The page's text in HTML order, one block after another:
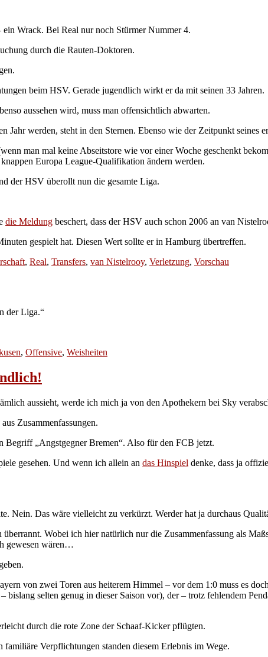
Wrack. Bei Real nur noch Stürmer Nummer 4.
durch die Rauten-Doktoren.
beim HSV. Gerade jugendlich wirkt er da mit seinen 33 Jahren.
aussehen wird, muss man offensichtlich abwarten.
Jahr werden, steht in den Sternen. Ebenso wie der Zeitpunkt seines
man mal keine Abseitstore wie vor einer Woche geschenkt
Europa League-Qualifikation ändern werden.
der HSV überollt nun die gesamte Liga.
die Meldung beschert, dass der HSV auch schon 2006 an van
gespielt hat. Diesen Wert sollte er in Hamburg übertreffen.
, Real, Transfers, van Nistelrooy, Verletzung, Vorschau
der Liga.“
, Offensive, Weisheiten
aussieht, werde ich mich ja von den Apothekern bei Sky
Zusammenfassungen.
Begriff „Angstgegner Bremen“. Also für den FCB jetzt.
gesehen. Und wenn ich allein an das Hinspiel denke, dass ja
Nein. Das wäre vielleicht zu verkürzt. Werder hat ja durchaus
Wobei ich hier natürlich nur die Zusammenfassung als
gewesen wären…
von zwei Toren aus heiterem Himmel – vor dem 1:0 muss es
selten genug in dieser Saison vor), der – trotz fehlendem
durch die rote Zone der Schaaf-Kicker pflügten.
Verpflichtungen standen diesem Erlebnis im Wege.